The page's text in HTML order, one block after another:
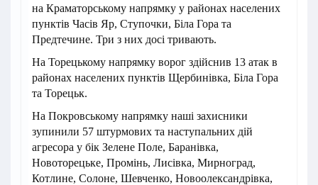
на Краматорському напрямку у районах населених
пунктів Часів Яр, Ступочки, Біла Гора та
Предтечине. Три з них досі тривають.
На Торецькому напрямку ворог здійснив 13 атак в
районах населених пунктів Щербинівка, Біла Гора
та Торецьк.
На Покровському напрямку наші захисники
зупинили 57 штурмових та наступальних дій
агресора у бік Зелене Поле, Баранівка,
Новоторецьке, Промінь, Лисівка, Мирноград,
Котлине, Солоне, Шевченко, Новоолександрівка,